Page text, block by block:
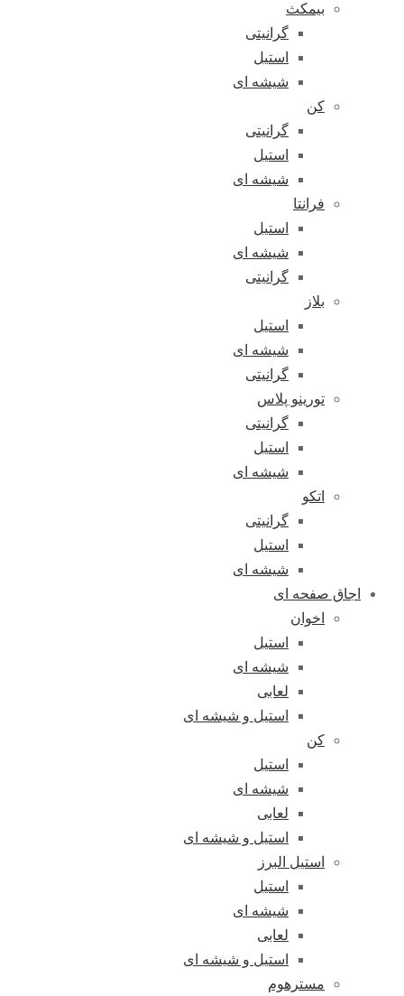
بیمکث
گرانیتی
استیل
شیشه ای
کن
گرانیتی
استیل
شیشه ای
فرانتا
استیل
شیشه ای
گرانیتی
بلاز
استیل
شیشه ای
گرانیتی
تورینو پلاس
گرانیتی
استیل
شیشه ای
اتکو
گرانیتی
استیل
شیشه ای
اجاق صفحه ای
اخوان
استیل
شیشه ای
لعابی
استیل و شیشه ای
کن
استیل
شیشه ای
لعابی
استیل و شیشه ای
استیل البرز
استیل
شیشه ای
لعابی
استیل و شیشه ای
مسترهوم